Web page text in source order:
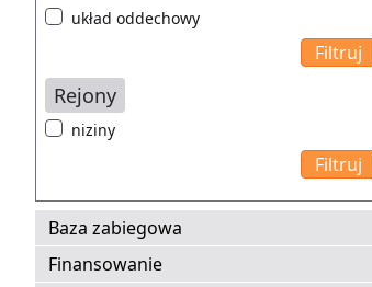
układ oddechowy
Rejony
niziny
Baza zabiegowa
Finansowanie